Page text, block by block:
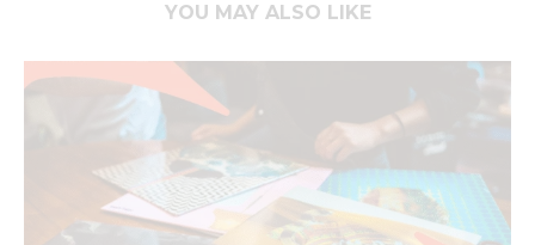
YOU MAY ALSO LIKE